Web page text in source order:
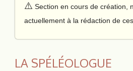
⚠️ Section en cours de création,
actuellement à la rédaction de
LA SPÉLÉOLOGUE